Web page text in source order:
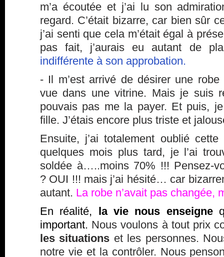
m’a écoutée et j’ai lu son
regard. C’était bizarre, car bien sûr
j’ai senti que cela m’était égal à
pas fait, j’aurais eu autant de
indifférente à son approbation.
- Il m’est arrivé de désirer une robe
vue dans une vitrine. Mais je suis
pouvais pas me la payer. Et puis,
fille. J’étais encore plus triste et
Ensuite, j’ai totalement oublié
quelques mois plus tard, je l’ai
soldée à…..moins 70% !!! Pensez-
? OUI !!! mais j’ai hésité… car
autant. La robe n’avait pas changée,
En réalité, la vie nous enseigne
important. Nous voulons à tout prix
les situations et les personnes.
notre vie et la contrôler. Nous